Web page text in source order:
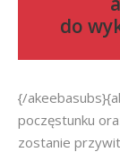
do
{/
poczęstunku
zostanie